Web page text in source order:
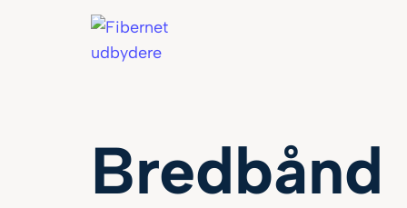
Bredbånd